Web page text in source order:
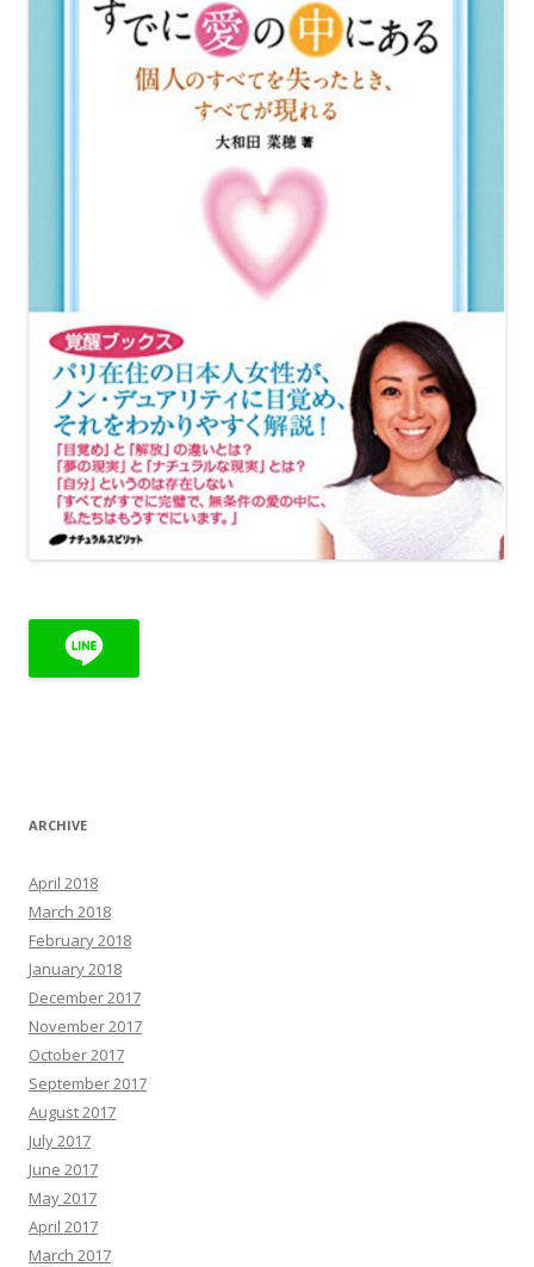
ARCHIVE
April 2018
March 2018
February 2018
January 2018
December 2017
November 2017
October 2017
September 2017
August 2017
July 2017
June 2017
May 2017
April 2017
March 2017